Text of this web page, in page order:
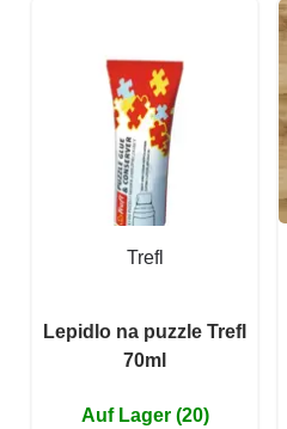
Trefl
Lepidlo na puzzle Trefl
70ml
Auf Lager (20)